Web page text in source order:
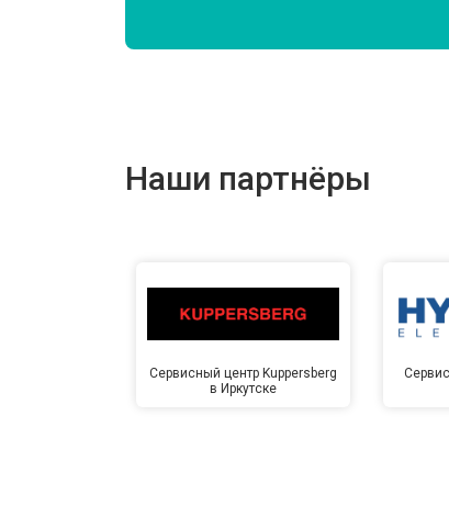
Наши партнёры
Сервисный центр Kuppersberg
в Иркутске